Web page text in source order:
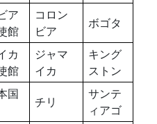
ア
館
コロン
ビア
ボゴタ
カ
館
ジャマ
イカ
キング
ストン
国
チリ
サンテ
ィアゴ